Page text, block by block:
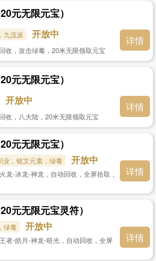
元无限元宝）
九流派 开放中 详情
收，攻击绿毒，20米无限领取元宝
元无限元宝）
开放中 详情
收，八大陆，20米无限领取元宝
元无限元宝）
业，铭文元素，绿毒 开放中
详情
龙-冰龙-神龙，自动回收，全屏拾取，
元无限元宝灵符）
绿毒 开放中
详情
者-皓月-神龙-暗光，自动回收，全屏